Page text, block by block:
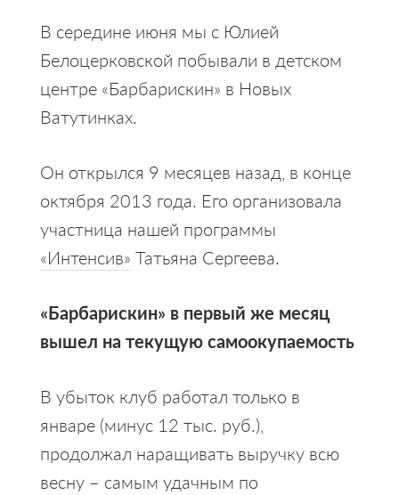
В середине июня мы с Юлией
Белоцерковской побывали в детском
центре «Барбарискин» в Новых
Ватутинках.
Он открылся 9 месяцев назад, в конце
октября 2013 года. Его организовала
участница нашей программы
«Интенсив» Татьяна Сергеева.
«Барбарискин» в первый же месяц
вышел на текущую самоокупаемость
В убыток клуб работал только в
январе (минус 12 тыс. руб.),
продолжал наращивать выручку всю
весну – самым удачным по